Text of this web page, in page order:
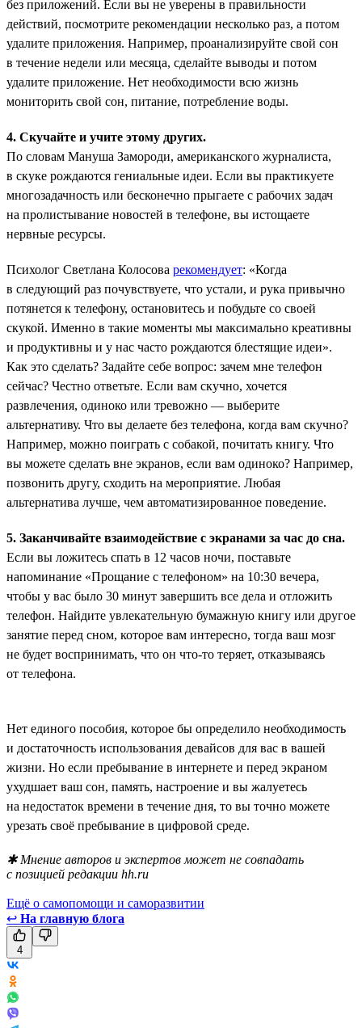
без приложений. Если вы не уверены в правильности
действий, посмотрите рекомендации несколько раз, а потом
удалите приложения. Например, проанализируйте свой сон
в течение недели или месяца, сделайте выводы и потом
удалите приложение. Нет необходимости всю жизнь
мониторить свой сон, питание, потребление воды.
4. Скучайте и учите этому других.
По словам Мануша Замороди, американского журналиста,
в скуке рождаются гениальные идеи. Если вы практикуете
многозадачность или бесконечно прыгаете с рабочих задач
на пролистывание новостей в телефоне, вы истощаете
нервные ресурсы.
Психолог Светлана Колосова рекомендует: «Когда
в следующий раз почувствуете, что устали, и рука привычно
потянется к телефону, остановитесь и побудьте со своей
скукой. Именно в такие моменты мы максимально креативны
и продуктивны и у нас часто рождаются блестящие идеи».
Как это сделать? Задайте себе вопрос: зачем мне телефон
сейчас? Честно ответьте. Если вам скучно, хочется
развлечения, одиноко или тревожно — выберите
альтернативу. Что вы делаете без телефона, когда вам скучно?
Например, можно поиграть с собакой, почитать книгу. Что
вы можете сделать вне экранов, если вам одиноко? Например,
позвонить другу, сходить на мероприятие. Любая
альтернатива лучше, чем автоматизированное поведение.
5. Заканчивайте взаимодействие с экранами за час до сна.
Если вы ложитесь спать в 12 часов ночи, поставьте
напоминание «Прощание с телефоном» на 10:30 вечера,
чтобы у вас было 30 минут завершить все дела и отложить
телефон. Найдите увлекательную бумажную книгу или другое
занятие перед сном, которое вам интересно, тогда ваш мозг
не будет воспринимать, что он что-то теряет, отказываясь
от телефона.
Нет единого пособия, которое бы определило необходимость
и достаточность использования девайсов для вас в вашей
жизни. Но если пребывание в интернете и перед экраном
ухудшает ваш сон, память, настроение и вы жалуетесь
на недостаток времени в течение дня, то вы точно можете
урезать своё пребывание в цифровой среде.
✱ Мнение авторов и экспертов может не совпадать
с позицией редакции hh.ru
Ещё о самопомощи и саморазвитии
↩ На главную блога
4